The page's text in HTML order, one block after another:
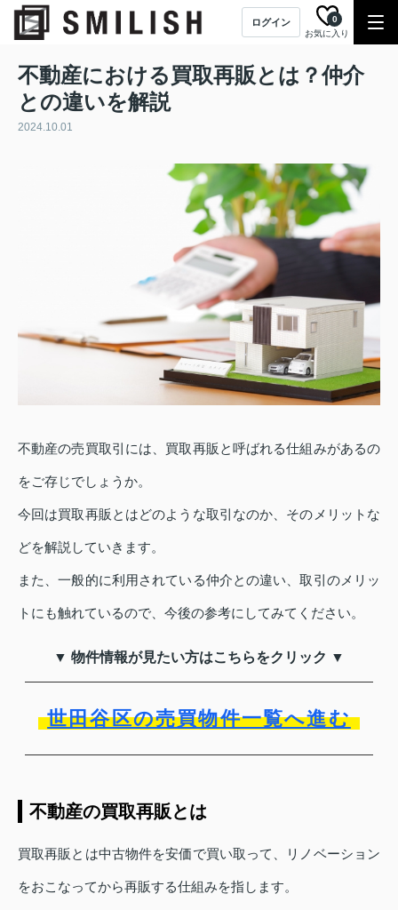
ログイン
お気に入り
0
不動産における買取再販とは？仲介
との違いを解説
2024.10.01
不動産の売買取引には、買取再販と呼ばれる仕組みがあるの
をご存じでしょうか。
今回は買取再販とはどのような取引なのか、そのメリットな
どを解説していきます。
また、一般的に利用されている仲介との違い、取引のメリッ
トにも触れているので、今後の参考にしてみてください。
▼ 物件情報が見たい方はこちらをクリック ▼
世田谷区の売買物件一覧へ進む
不動産の買取再販とは
買取再販とは中古物件を安価で買い取って、リノベーション
をおこなってから再販する仕組みを指します。